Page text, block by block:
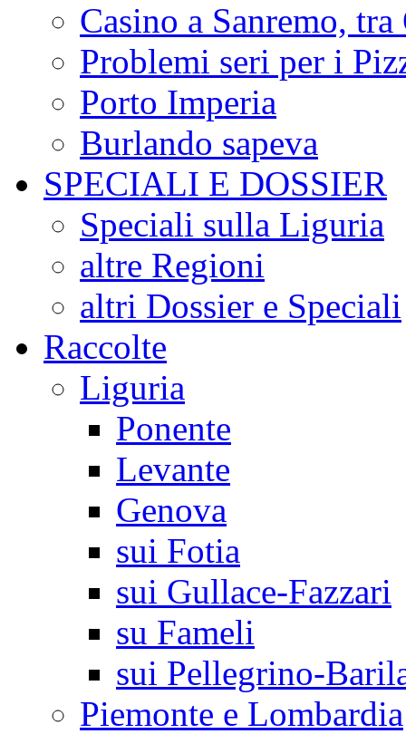
Casino a Sanremo,
Problemi seri per i
Porto Imperia
Burlando sapeva
SPECIALI E DOSSIER
Speciali sulla Liguria
altre Regioni
altri Dossier e Speciali
Raccolte
Liguria
Ponente
Levante
Genova
sui Fotia
sui Gullace-Fazzari
su Fameli
sui Pellegrino-
Piemonte e Lombardia